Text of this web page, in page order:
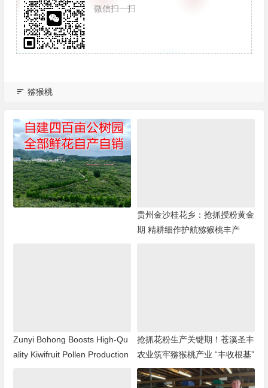
微信扫一扫
猕猴桃
贵州金沙桂花乡：抢抓授粉黄金
期 精耕细作护航猕猴桃丰产
Zunyi Bohong Boosts High-Qu
ality Kiwifruit Pollen Production
抢抓花粉生产关键期！苍溪圣丰
农业筑牢猕猴桃产业 “丰收根基”